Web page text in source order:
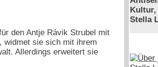
den Antje Rávik Strubel mit
widmet sie sich mit ihrem
Allerdings erweitert sie
Kultur,
Stella